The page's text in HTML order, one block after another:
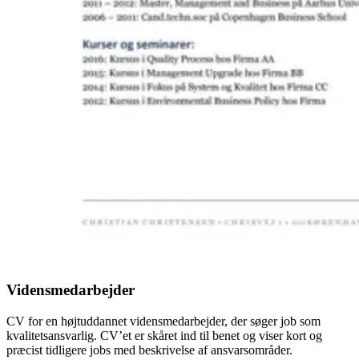
Vidensmedarbejder
CV for en højtuddannet vidensmedarbejder, der søger job som
kvalitetsansvarlig. CV’et er skåret ind til benet og viser kort og
præcist tidligere jobs med beskrivelse af ansvarsområder.